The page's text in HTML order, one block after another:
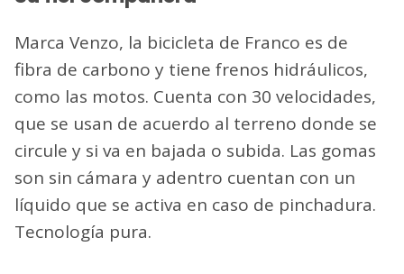
Marca Venzo, la bicicleta de Franco es de
fibra de carbono y tiene frenos hidráulicos,
como las motos. Cuenta con 30 velocidades,
que se usan de acuerdo al terreno donde se
circule y si va en bajada o subida. Las gomas
son sin cámara y adentro cuentan con un
líquido que se activa en caso de pinchadura.
Tecnología pura.